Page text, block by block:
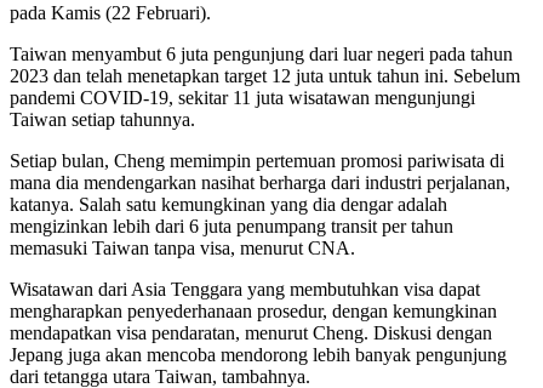
pada Kamis (22 Februari).
Taiwan menyambut 6 juta pengunjung dari luar negeri pada tahun
2023 dan telah menetapkan target 12 juta untuk tahun ini. Sebelum
pandemi COVID-19, sekitar 11 juta wisatawan mengunjungi
Taiwan setiap tahunnya.
Setiap bulan, Cheng memimpin pertemuan promosi pariwisata di
mana dia mendengarkan nasihat berharga dari industri perjalanan,
katanya. Salah satu kemungkinan yang dia dengar adalah
mengizinkan lebih dari 6 juta penumpang transit per tahun
memasuki Taiwan tanpa visa, menurut CNA.
Wisatawan dari Asia Tenggara yang membutuhkan visa dapat
mengharapkan penyederhanaan prosedur, dengan kemungkinan
mendapatkan visa pendaratan, menurut Cheng. Diskusi dengan
Jepang juga akan mencoba mendorong lebih banyak pengunjung
dari tetangga utara Taiwan, tambahnya.